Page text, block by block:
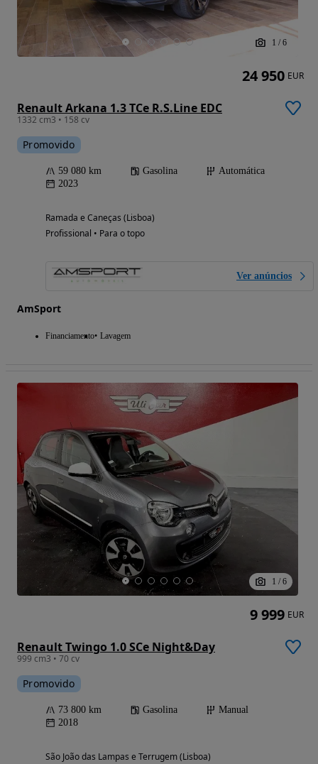
1 / 6
Renault Arkana 1.3 TCe R.S.Line EDC
1332 cm3 • 158 cv
Promovido
59 080 km Gasolina
Automática
2023
Ramada e Caneças (Lisboa)
Profissional • Para o topo
Ver anúncios
AmSport
Financiamento Lavagem
24 950 EUR
1 / 6
Renault Twingo 1.0 SCe Night&Day
999 cm3 • 70 cv
Promovido
73 800 km Gasolina
Manual
2018
São João das Lampas e Terrugem (Lisboa)
9 999 EUR